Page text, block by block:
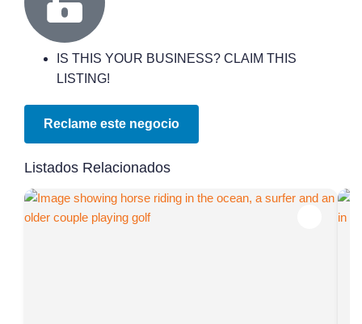
IS THIS YOUR BUSINESS? CLAIM THIS
LISTING!
Reclame este negocio
Listados Relacionados